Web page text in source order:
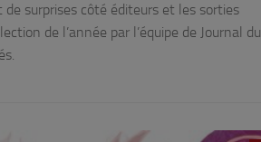
surprises côté éditeurs et les sorties
de l’année par l’équipe de Journal du